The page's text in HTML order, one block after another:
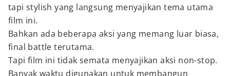
tapi stylish yang langsung menyajikan tema utama
film ini.
Bahkan ada beberapa aksi yang memang luar biasa,
final battle terutama.
Tapi film ini tidak semata menyajikan aksi non-stop.
Banyak waktu digunakan untuk membangun